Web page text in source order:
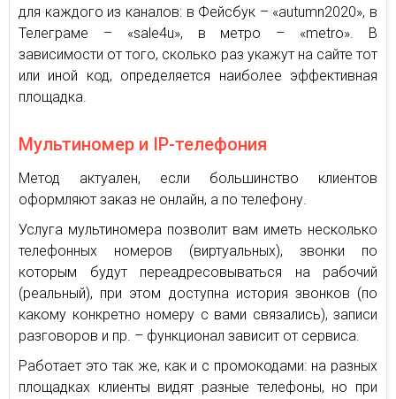
для каждого из каналов: в Фейсбук – «autumn2020», в
Телеграме – «sale4u», в метро – «metro». В
зависимости от того, сколько раз укажут на сайте тот
или иной код, определяется наиболее эффективная
площадка.
Мультиномер и IP-телефония
Метод актуален, если большинство клиентов
оформляют заказ не онлайн, а по телефону.
Услуга мультиномера позволит вам иметь несколько
телефонных номеров (виртуальных), звонки по
которым будут переадресовываться на рабочий
(реальный), при этом доступна история звонков (по
какому конкретно номеру с вами связались), записи
разговоров и пр. – функционал зависит от сервиса.
Работает это так же, как и с промокодами: на разных
площадках клиенты видят разные телефоны, но при